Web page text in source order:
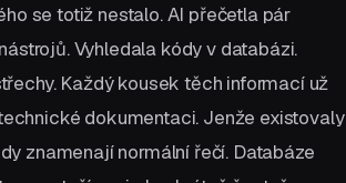
se totiž nestalo. AI přečetla pár
Vyhledala kódy v databázi.
Každý kousek těch informací už
dokumentaci. Jenže existovaly
znamenají normální řečí. Databáze